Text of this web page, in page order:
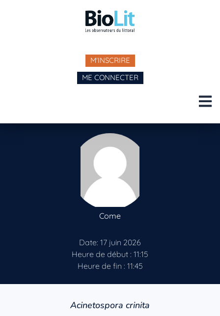
M'INSCRIRE
ME CONNECTER
Come
Date: 17 juin 2026
Heure de début : 11:15
Heure de fin : 11:45
Acinetospora crinita